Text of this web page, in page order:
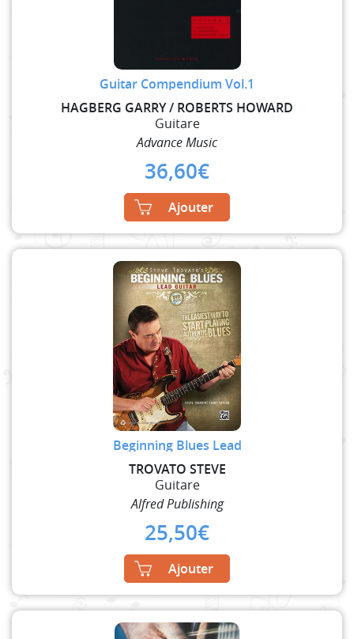
Guitar Compendium Vol.1
HAGBERG GARRY / ROBERTS HOWARD
Guitare
Advance Music
36,60€
Ajouter
Beginning Blues Lead
TROVATO STEVE
Guitare
Alfred Publishing
25,50€
Ajouter